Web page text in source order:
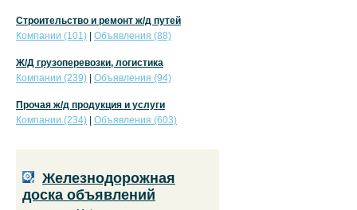
Строительство и ремонт ж/д путей
Компании (101)
Объявления (88)
Ж/Д грузоперевозки, логистика
Компании (239)
Объявления (94)
Прочая ж/д продукция и услуги
Компании (234)
Объявления (603)
Железнодорожная
доска объявлений